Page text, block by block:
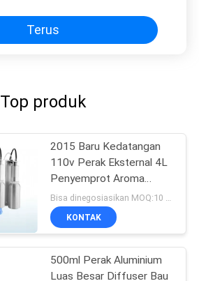
Terus
Top produk
2015 Baru Kedatangan
110v Perak Eksternal 4L
Penyemprot Aroma
Diffuser Area Besar
KONTAK
500ml Perak Aluminium
Luas Besar Diffuser Bau